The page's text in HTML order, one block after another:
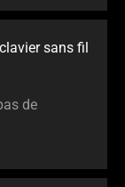
sans fil
de